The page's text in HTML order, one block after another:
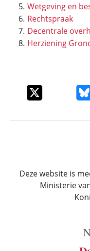
Wetgeving en
Rechtspraak
Decentrale
Herziening
Deel dit item op X
Deze website is
Ministerie